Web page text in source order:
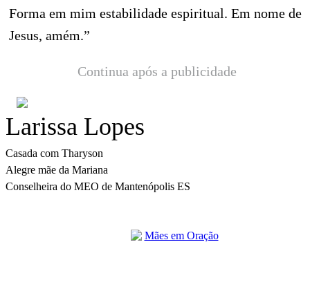
Forma em mim estabilidade espiritual. Em nome de
Jesus, amém.”
Continua após a publicidade
Larissa Lopes
Casada com Tharyson
Alegre mãe da Mariana
Conselheira do MEO de Mantenópolis ES